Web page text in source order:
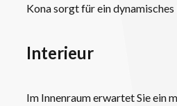
Kona sorgt für ein dynamisches
Interieur
Im Innenraum erwartet Sie ein